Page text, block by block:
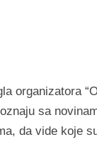
organizatora
sa
da vide koje